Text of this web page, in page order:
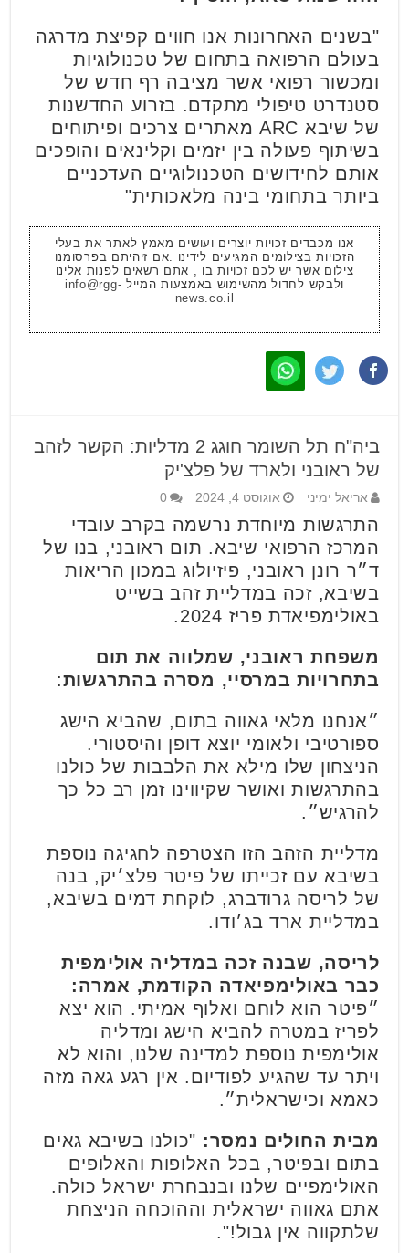
"בשנים האחרונות אנו חווים קפיצת מדרגה
בעולם הרפואה בתחום של טכנולוגיות
ומכשור רפואי אשר מציבה רף חדש של
סטנדרט טיפולי מתקדם. בזרוע החדשנות
של שיבא ARC מאתרים צרכים ופיתוחים
בשיתוף פעולה בין יזמים וקלינאים והופכים
אותם לחידושים הטכנולוגיים העדכניים
ביותר בתחומי בינה מלאכותית"
אנו מכבדים זכויות יוצרים ועושים מאמץ לאתר את בעלי
הזכויות בצילומים המגיעים לידינו .אם זיהיתם בפרסומנו
צילום אשר יש לכם זכויות בו , אתם רשאים לפנות אלינו
ולבקש לחדול מהשימוש באמצעות המייל info@rgg-
news.co.il
ביה"ח תל השומר חוגג 2 מדליות: הקשר לזהב
של ראובני ולארד של פלצ'יק
אריאל ימיני אוגוסט 4, 2024 0
התרגשות מיוחדת נרשמה בקרב עובדי
המרכז הרפואי שיבא. תום ראובני, בנו של
ד״ר רונן ראובני, פיזיולוג במכון הריאות
בשיבא, זכה במדליית זהב בשייט
באולימפיאדת פריז 2024.
משפחת ראובני, שמלווה את תום
בתחרויות במרסיי, מסרה בהתרגשות:
״אנחנו מלאי גאווה בתום, שהביא הישג
ספורטיבי ולאומי יוצא דופן והיסטורי.
הניצחון שלו מילא את הלבבות של כולנו
בהתרגשות ואושר שקיווינו זמן רב כל כך
להרגיש״.
מדליית הזהב הזו הצטרפה לחגיגה נוספת
בשיבא עם זכייתו של פיטר פלצ׳יק, בנה
של לריסה גרודברג, לוקחת דמים בשיבא,
במדליית ארד בג׳ודו.
לריסה, שבנה זכה במדליה אולימפית
כבר באולימפיאדה הקודמת, אמרה:
״פיטר הוא לוחם ואלוף אמיתי. הוא יצא
לפריז במטרה להביא הישג ומדליה
אולימפית נוספת למדינה שלנו, והוא לא
ויתר עד שהגיע לפודיום. אין רגע גאה מזה
כאמא וכישראלית״.
מבית החולים נמסר: "כולנו בשיבא גאים
בתום ובפיטר, בכל האלופות והאלופים
האולימפיים שלנו ובנבחרת ישראל כולה.
אתם גאווה ישראלית וההוכחה הניצחת
שלתקווה אין גבול!".